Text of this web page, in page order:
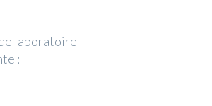
laboratoire
: